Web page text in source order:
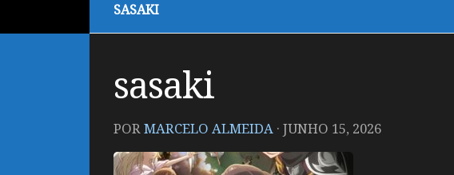
SASAKI
sasaki
PORMARCELO ALMEIDA · JUNHO 15, 2026